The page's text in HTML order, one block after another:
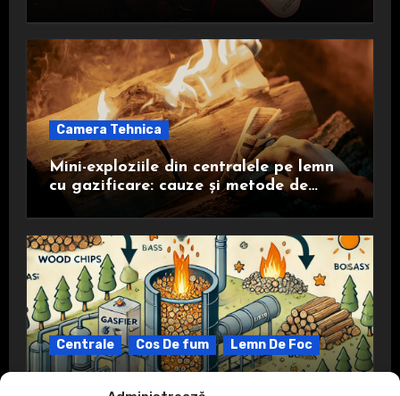
Camera Tehnica
Mini-exploziile din centralele pe lemn
cu gazificare: cauze și metode de
Centrale Cos De fum Lemn De Foc